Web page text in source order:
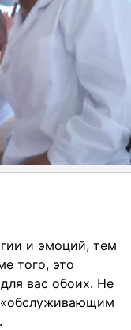
и эмоций, тем
того, это
вас обоих. Не
«обслуживающим